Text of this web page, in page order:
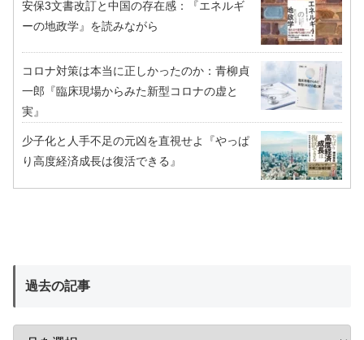
安保3文書改訂と中国の存在感：『エネルギ
ーの地政学』を読みながら
コロナ対策は本当に正しかったのか：青柳貞
一郎『臨床現場からみた新型コロナの虚と
実』
少子化と人手不足の元凶を直視せよ『やっぱ
り高度経済成長は復活できる』
過去の記事